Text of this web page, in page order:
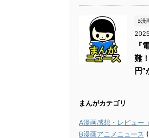
B漫
『
難
円”
まんがカテゴリ
A漫画感想・レビュー
B漫画アニメニュース